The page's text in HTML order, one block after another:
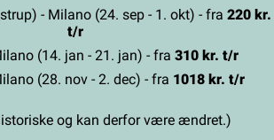
- Milano (24. sep - 1. okt) - fra 220 kr.
t/r
(14. jan - 21. jan) - fra 310 kr. t/r
(28. nov - 2. dec) - fra 1018 kr. t/r
og kan derfor være ændret.)